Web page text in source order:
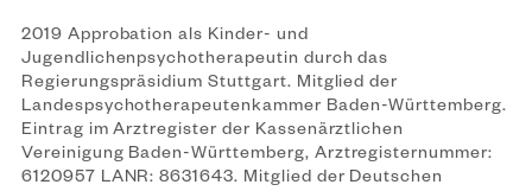
2019 Approbation als Kinder- und
Jugendlichenpsychotherapeutin durch das
Regierungspräsidium Stuttgart. Mitglied der
Landespsychotherapeutenkammer Baden-Württemberg.
Eintrag im Arztregister der Kassenärztlichen
Vereinigung Baden-Württemberg, Arztregisternummer:
6120957 LANR: 8631643. Mitglied der Deutschen